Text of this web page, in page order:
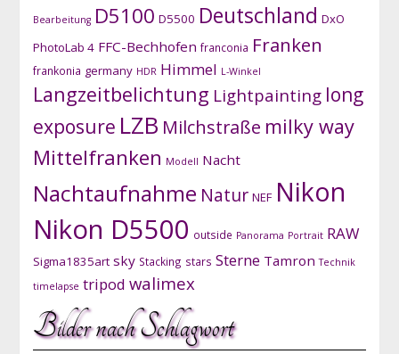
Bearbeitung D5100 D5500 Deutschland DxO
PhotoLab 4 FFC-Bechhofen franconia Franken
frankonia germany HDR Himmel L-Winkel
Langzeitbelichtung Lightpainting long
exposure LZB Milchstraße milky way
Mittelfranken Modell Nacht
Nachtaufnahme Natur NEF Nikon
Nikon D5500 outside Panorama Portrait RAW
Sigma1835art sky Stacking stars Sterne Tamron Technik
timelapse tripod walimex
Bilder nach Schlagwort